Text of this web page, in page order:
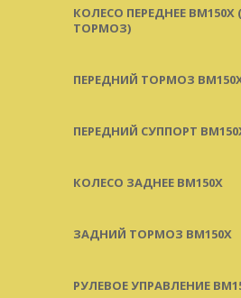
КОЛЕСО ПЕРЕДНЕЕ
ТОРМОЗ)
ПЕРЕДНИЙ ТОРМОЗ
ПЕРЕДНИЙ СУППОРТ
КОЛЕСО ЗАДНЕЕ BM150X
ЗАДНИЙ ТОРМОЗ BM150X
РУЛЕВОЕ УПРАВЛЕНИЕ